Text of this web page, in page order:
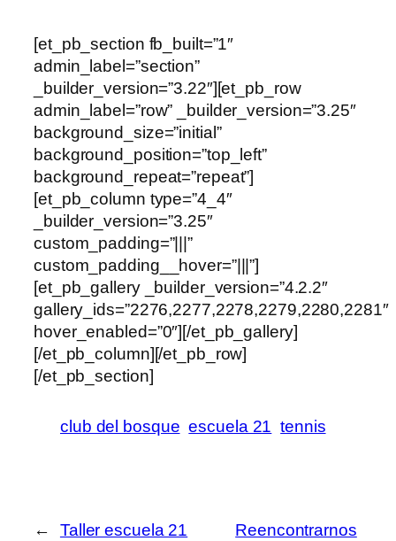
[et_pb_section fb_built=”1″
admin_label=”section”
_builder_version=”3.22″][et_pb_row
admin_label=”row” _builder_version=”3.25″
background_size=”initial”
background_position=”top_left”
background_repeat=”repeat”]
[et_pb_column type=”4_4″
_builder_version=”3.25″
custom_padding=”|||”
custom_padding__hover=”|||”]
[et_pb_gallery _builder_version=”4.2.2″
gallery_ids=”2276,2277,2278,2279,2280,2281″
hover_enabled=”0″][/et_pb_gallery]
[/et_pb_column][/et_pb_row]
[/et_pb_section]
club del bosque escuela 21 tennis
←
Taller escuela 21
Reencontrarnos